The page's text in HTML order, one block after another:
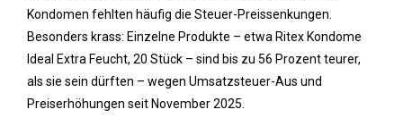
Kondomen fehlten häufig die Steuer-Preissenkungen.
Besonders krass: Einzelne Produkte – etwa Ritex Kondome
Ideal Extra Feucht, 20 Stück – sind bis zu 56 Prozent teurer,
als sie sein dürften – wegen Umsatzsteuer-Aus und
Preiserhöhungen seit November 2025.